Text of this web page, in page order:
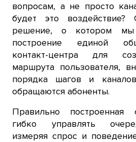
вопросам, а не просто
будет это воздействие?
решение, о котором мы
построение единой
контакт-центра для
маршрута пользователя,
порядка шагов и
обращаются абоненты.
Правильно построенная
гибко управлять
измеряя спрос и